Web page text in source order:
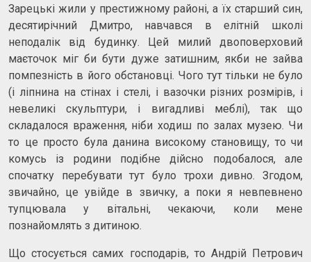
Зарецькі жили у престижному районі, а їх старший син,
десятирічний Дмитро, навчався в елітній школі
неподалік від будинку. Цей милий двоповерховий
маєточок міг би бути дуже затишним, якби не зайва
помпезність в його обстановці. Чого тут тільки не було
(і ліпнина на стінах і стелі, і вазочки різних розмірів, і
невеликі скульптури, і вигадливі меблі), так що
складалося враження, ніби ходиш по залах музею. Чи
то це просто була данина високому становищу, то чи
комусь із родини подібне дійсно подобалося, але
спочатку перебувати тут було трохи дивно. Згодом,
звичайно, це увійде в звичку, а поки я невпевнено
тупцювала у вітальні, чекаючи, коли мене
познайомлять з дитиною.
Що стосується самих господарів, то Андрій Петрович